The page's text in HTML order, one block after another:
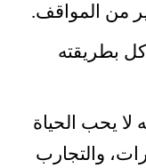
من المواقف.
بطريقته
يحب الحياة
والتجارب